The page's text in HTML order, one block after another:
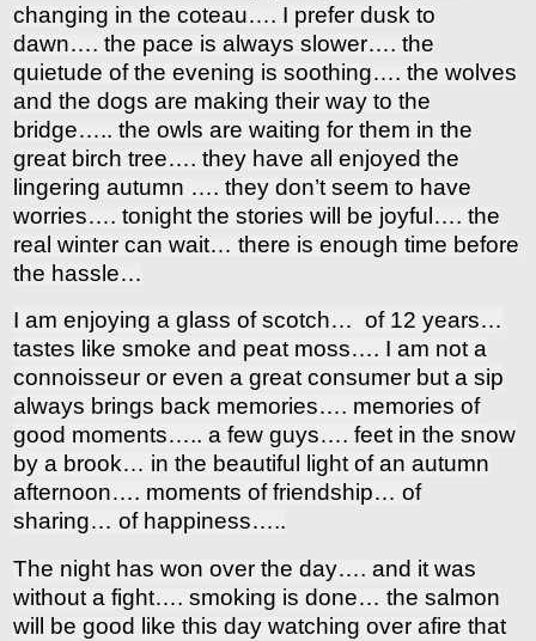
changing in the coteau…. I prefer dusk to
dawn…. the pace is always slower…. the
quietude of the evening is soothing…. the wolves
and the dogs are making their way to the
bridge….. the owls are waiting for them in the
great birch tree…. they have all enjoyed the
lingering autumn …. they don’t seem to have
worries…. tonight the stories will be joyful…. the
real winter can wait… there is enough time before
the hassle…
I am enjoying a glass of scotch… of 12 years…
tastes like smoke and peat moss…. I am not a
connoisseur or even a great consumer but a sip
always brings back memories…. memories of
good moments….. a few guys…. feet in the snow
by a brook… in the beautiful light of an autumn
afternoon…. moments of friendship… of
sharing… of happiness…..
The night has won over the day…. and it was
without a fight…. smoking is done… the salmon
will be good like this day watching over afire that